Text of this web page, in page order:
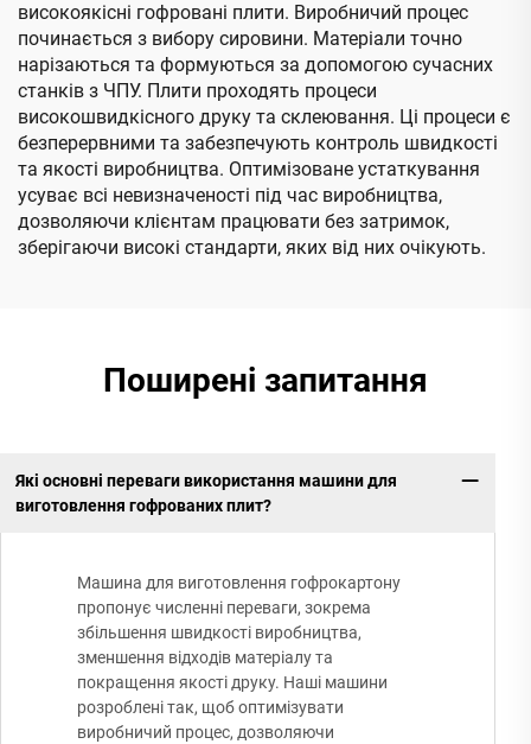
високоякісні гофровані плити. Виробничий процес
починається з вибору сировини. Матеріали точно
нарізаються та формуються за допомогою сучасних
станків з ЧПУ. Плити проходять процеси
високошвидкісного друку та склеювання. Ці процеси є
безперервними та забезпечують контроль швидкості
та якості виробництва. Оптимізоване устаткування
усуває всі невизначеності під час виробництва,
дозволяючи клієнтам працювати без затримок,
зберігаючи високі стандарти, яких від них очікують.
Поширені запитання
Які основні переваги використання машини для
виготовлення гофрованих плит?
Машина для виготовлення гофрокартону
пропонує численні переваги, зокрема
збільшення швидкості виробництва,
зменшення відходів матеріалу та
покращення якості друку. Наші машини
розроблені так, щоб оптимізувати
виробничий процес, дозволяючи